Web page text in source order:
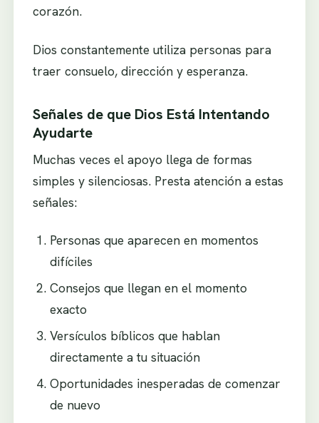
corazón.
Dios constantemente utiliza personas para
traer consuelo, dirección y esperanza.
Señales de que Dios Está Intentando
Ayudarte
Muchas veces el apoyo llega de formas
simples y silenciosas. Presta atención a estas
señales:
Personas que aparecen en momentos
difíciles
Consejos que llegan en el momento
exacto
Versículos bíblicos que hablan
directamente a tu situación
Oportunidades inesperadas de comenzar
de nuevo